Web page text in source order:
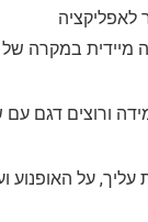
מיידית במקרה